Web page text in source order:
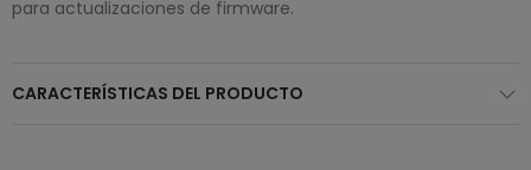
para actualizaciones de firmware.
CARACTERÍSTICAS DEL PRODUCTO